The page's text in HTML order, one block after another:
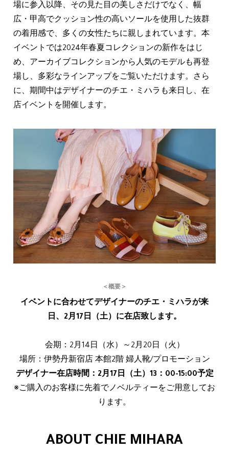
場に参入以降、その見た目の美しさだけでなく、幅
広・甲高でクッション性の高いソールを使用した抜群
の着用感で、多くの女性たちに親しまれています。本
イベントでは2024年春夏コレクションの新作をはじ
め、アーカイブコレクションから人気のモデルも再登
場し、多彩なラインアップをご覧いただけます。さら
に、期間中はデザイナーのチエ・ミハラも来日し、在
店イベントを開催します。
＜概要＞
イベントに合わせてデザイナーのチエ・ミハラが来
日、2月17日（土）に在店致します。
会期：2月14日（水）～2月20日（火）
場所：伊勢丹新宿店 本館2階 婦人靴/プロモーション
デザイナー在店時間：2月17日（土）13：00-15:00予定
※ご購入のお客様に先着でノベルティーをご用意してお
ります。
ABOUT CHIE MIHARA